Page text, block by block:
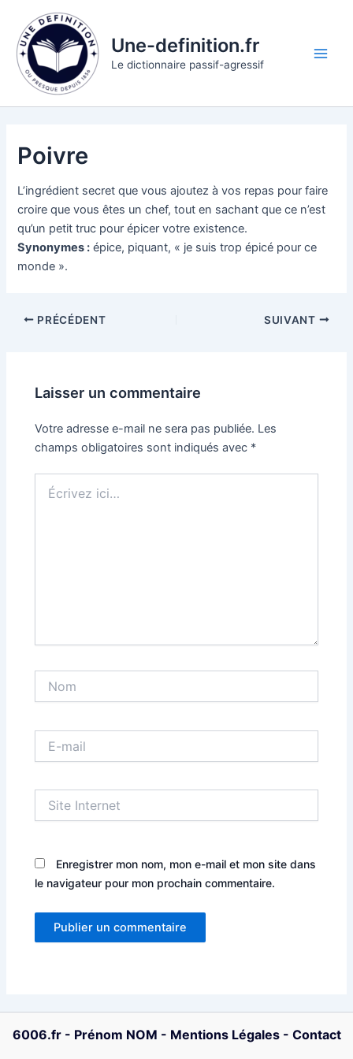
contenu
Une-definition.fr
Le dictionnaire passif-agressif
Poivre
L’ingrédient secret que vous ajoutez à vos repas pour faire
croire que vous êtes un chef, tout en sachant que ce n’est
qu’un petit truc pour épicer votre existence.
Synonymes : épice, piquant, « je suis trop épicé pour ce
monde ».
PRÉCÉDENT SUIVANT
Laisser un commentaire
Votre adresse e-mail ne sera pas publiée. Les
champs obligatoires sont indiqués avec *
ici…
mail
Internet
Enregistrer mon nom, mon e-mail et mon site dans
le navigateur pour mon prochain commentaire.
6006.fr- Prénom NOM - Mentions Légales- Contact